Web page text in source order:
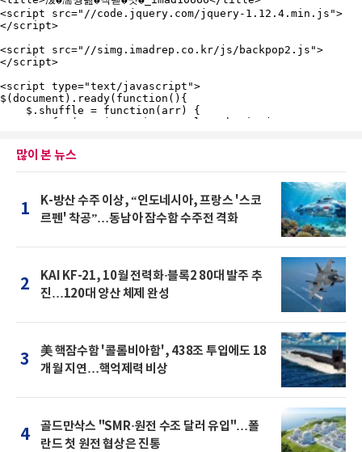
많이 본 뉴스
1
K-방산 수주 이상, “인도네시아, 프랑스 '스코
르펜' 착공”…동남아 잠수함 수주전 격화
2
KAI KF-21, 10월 전력화·블록2 80대 발주 추
진…120대 양산 체제 완성
3
美 핵잠수함 '콜롬비아함', 438조 투입에도 18
개월 지연…핵억제력 비상
4
골드만삭스 "SMR·원전 수조 달러 유입"…폴
란드 첫 원전 협상은 진통